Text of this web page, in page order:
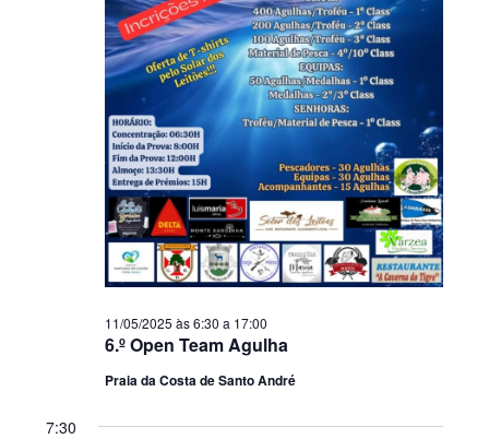
6.º Open Team Agulha
11/05/2025 às 6:30 a 17:00
Praia da Costa de Santo André
7:30